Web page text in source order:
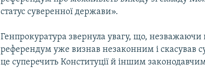
статус суверенної держави».
Генпрокуратура звернула увагу, що,
референдум уже визнав незаконним і скасував
це суперечить Конституції й іншим